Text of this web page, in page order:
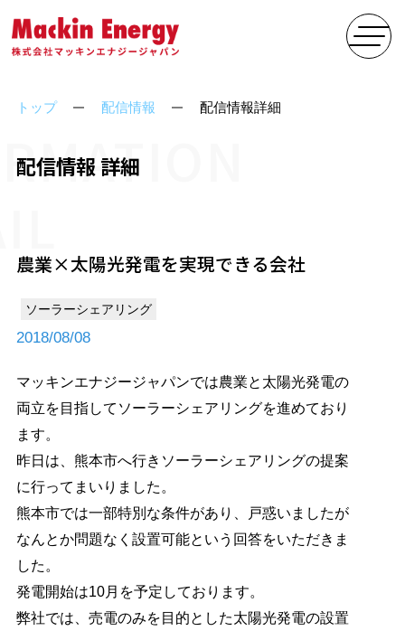
トップ 配信情報 配信情報詳細
配信情報 詳細
農業×太陽光発電を実現できる会社
ソーラーシェアリング
2018/08/08
マッキンエナジージャパンでは農業と太陽光発電の
両立を目指してソーラーシェアリングを進めており
ます。
昨日は、熊本市へ行きソーラーシェアリングの提案
に行ってまいりました。
熊本市では一部特別な条件があり、戸惑いましたが
なんとか問題なく設置可能という回答をいただきま
した。
発電開始は10月を予定しております。
弊社では、売電のみを目的とした太陽光発電の設置